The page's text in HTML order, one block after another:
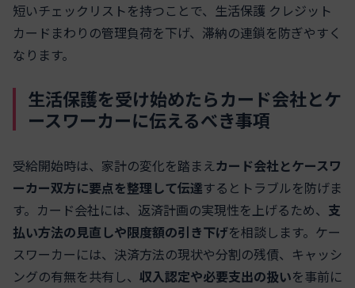
短いチェックリストを持つことで、生活保護 クレジット
カードまわりの管理負荷を下げ、滞納の連鎖を防ぎやすく
なります。
生活保護を受け始めたらカード会社とケ
ースワーカーに伝えるべき事項
受給開始時は、家計の変化を踏まえカード会社とケースワ
ーカー双方に要点を整理して伝達するとトラブルを防げま
す。カード会社には、返済計画の実現性を上げるため、 支
払い方法の見直しや限度額の引き下げを相談します。ケー
スワーカーには、決済方法の現状や分割の残債、キャッシ
ングの有無を共有し、 収入認定や必要支出の扱いを事前に